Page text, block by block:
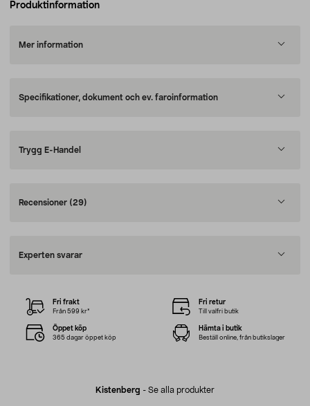
Produktinformation
Mer information
Specifikationer, dokument och ev. faroinformation
Trygg E-Handel
Recensioner (29)
Experten svarar
Kistenberg - Se alla produkter
Fri frakt
Från 599 kr*
Fri retur
Till valfri butik
Öppet köp
365 dagar öppet köp
Hämta i butik
Beställ online, från butikslager